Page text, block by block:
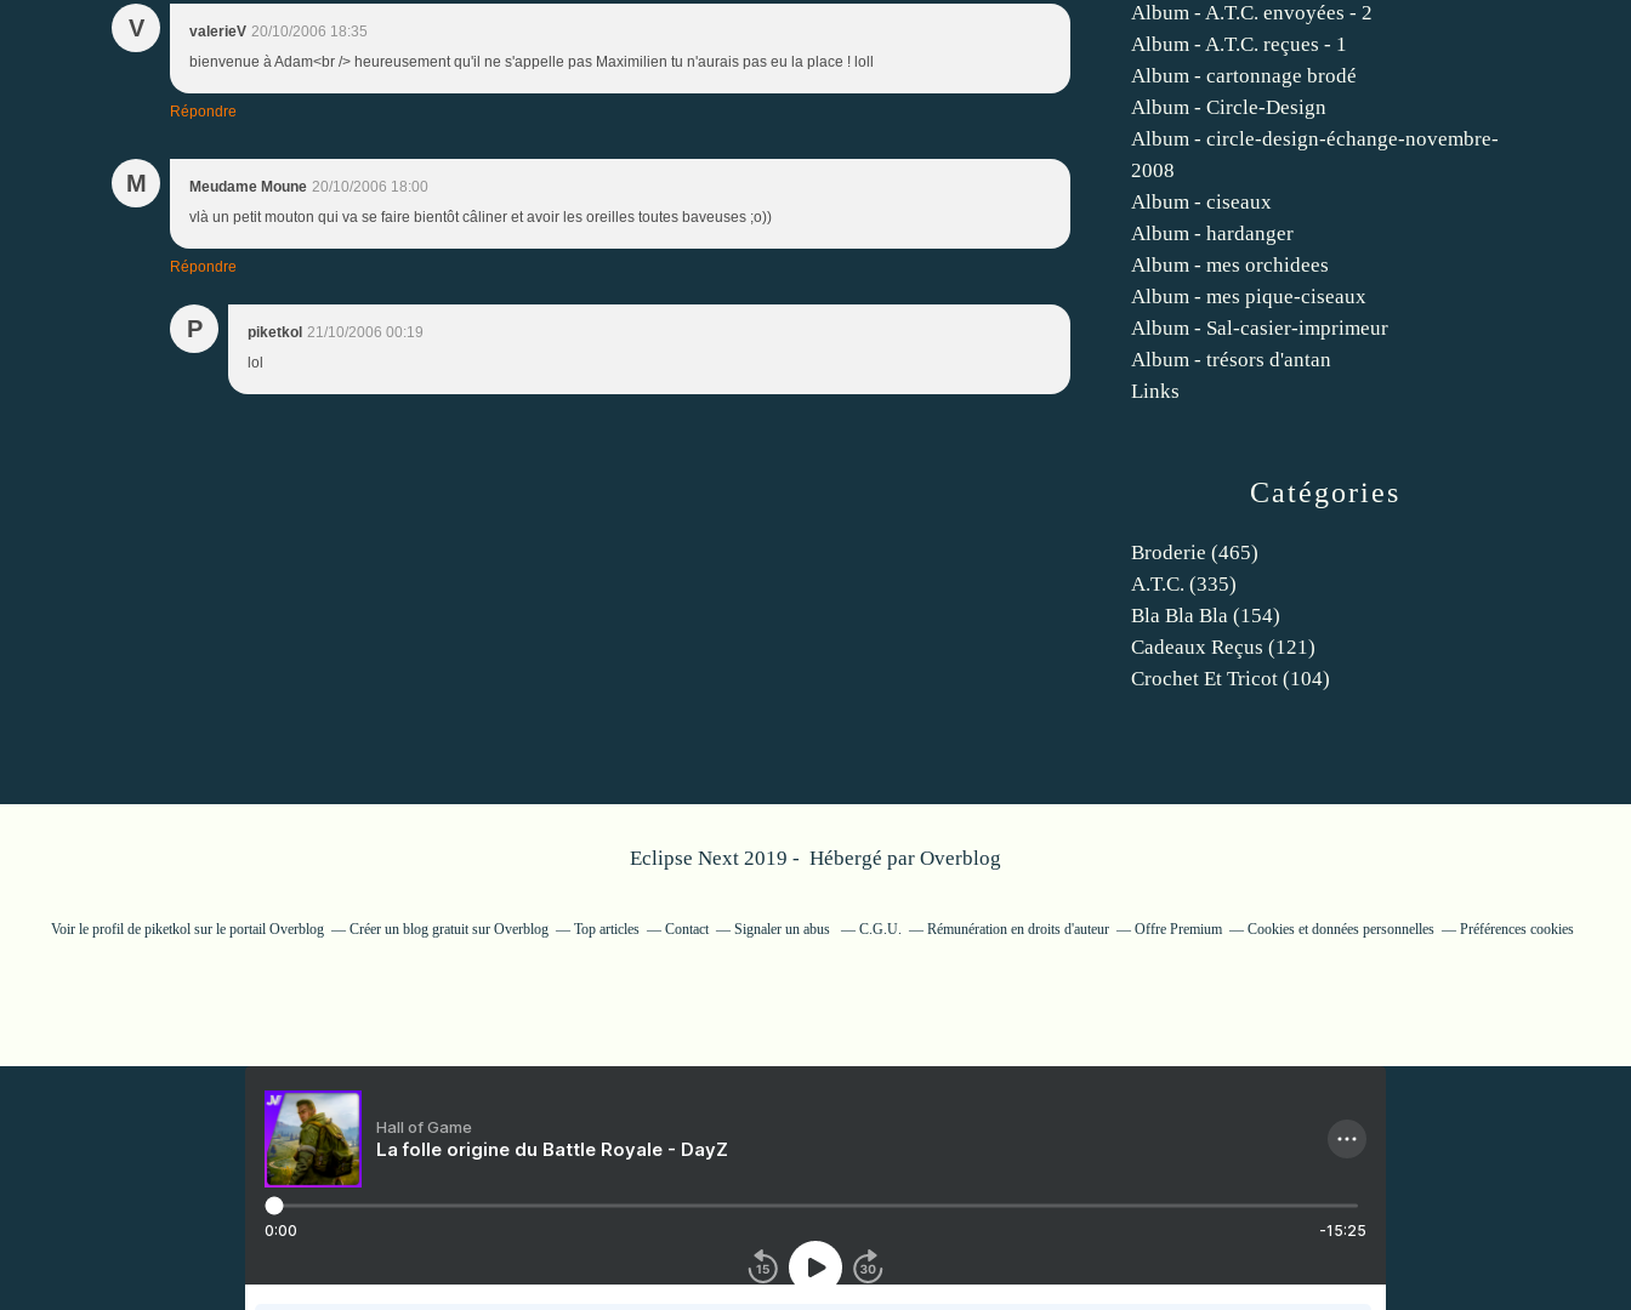
V valerieV 20/10/2006 18:35
bienvenue à Adam<br /> heureusement qu'il ne s'appelle pas Maximilien tu n'aurais pas eu la place ! loll
Répondre
M Meudame Moune 20/10/2006 18:00
vlà un petit mouton qui va se faire bientôt câliner et avoir les oreilles toutes baveuses ;o))
Répondre
P piketkol 21/10/2006 00:19
lol
Catégories
Broderie (465)
A.t.c. (335)
Bla Bla Bla (154)
Cadeaux Reçus (121)
Crochet Et Tricot (104)
Album - A.T.C. envoyées - 2
Album - A.T.C. reçues - 1
Album - cartonnage brodé
Album - Circle-Design
Album - circle-design-échange-novembre-
2008
Album - ciseaux
Album - hardanger
Album - mes orchidees
Album - mes pique-ciseaux
Album - Sal-casier-imprimeur
Album - trésors d'antan
Links
Eclipse Next 2019 - Hébergé par Overblog
Voir le profil de piketkolsur le portail Overblog Créer un blog gratuit sur Overblog Top articles Contact Signaler un abus C.G.U. Rémunération en droits d'auteur Offre Premium Cookies et données personnelles Préférences cookies
Hall of Game
La folle origine du Battle Royale - DayZ
0:00 -15:25